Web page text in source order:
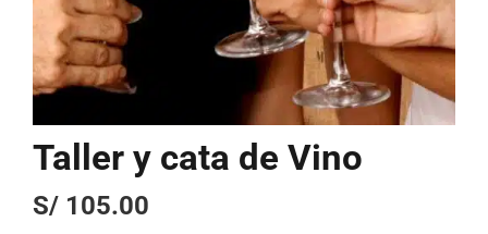
Taller y cata de Vino
S/105.00